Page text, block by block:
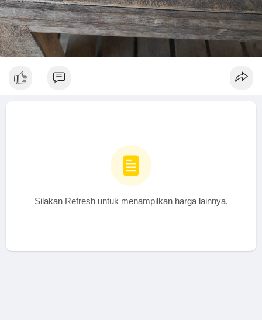
Silakan Refresh untuk menampilkan harga lainnya.